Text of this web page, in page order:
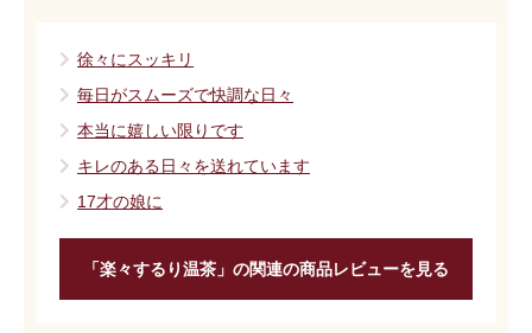
徐々にスッキリ
毎日がスムーズで快調な日々
本当に嬉しい限りです
キレのある日々を送れています
17才の娘に
「楽々するり温茶」の関連の商品レビューを見る